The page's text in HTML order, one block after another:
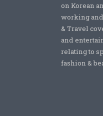
on Korean
working
& Travel
and
relating to
fashion &